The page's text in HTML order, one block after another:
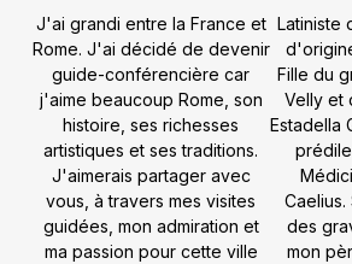
J'ai grandi entre la France et
Rome. J'ai décidé de devenir
guide-conférencière car
j'aime beaucoup Rome, son
histoire, ses richesses
artistiques et ses traditions.
J'aimerais partager avec
vous, à travers mes visites
guidées, mon admiration et
ma passion pour cette ville
Latiniste
Fille du
Velly et
Estadella
des
mon